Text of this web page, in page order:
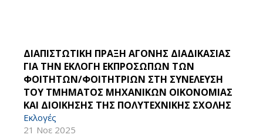
ΔΙΑΠΙΣΤΩΤΙΚΗ ΠΡΑΞΗ ΆΓΟΝΗΣ ΔΙΑΔΙΚΑΣΊΑΣ
ΓΙΑ ΤΗΝ ΕΚΛΟΓΉ ΕΚΠΡΟΣΏΠΩΝ ΤΩΝ
ΦΟΙΤΗΤΏΝ/ΦΟΙΤΗΤΡΙΏΝ ΣΤΗ ΣΥΝΈΛΕΥΣΗ
ΤΟΥ ΤΜΉΜΑΤΟΣ ΜΗΧΑΝΙΚΏΝ ΟΙΚΟΝΟΜΊΑΣ
ΚΑΙ ΔΙΟΊΚΗΣΗΣ ΤΗΣ ΠΟΛΥΤΕΧΝΙΚΉΣ ΣΧΟΛΉΣ
Εκλογές
21 Νοε 2025